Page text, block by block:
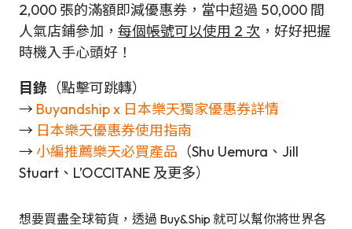
2,000 張的滿額即減優惠券，當中超過 50,000 間
人氣店鋪參加， 每個帳號可以使用 2 次 ，好好把握
時機入手心頭好！
目錄 （點擊可跳轉）
→ Buyandship x 日本樂天獨家優惠券詳情
→ 日本樂天優惠券使用指南
→ 小編推薦樂天必買產品 （Shu Uemura、Jill
Stuart、L’OCCITANE 及更多）
想要買盡全球筍貨，透過 Buy&Ship 就可以幫你將世界各